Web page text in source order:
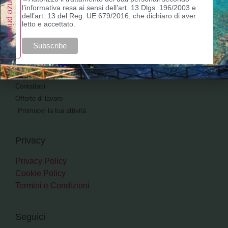
Vicino
Cerca
About
Chi Siamo
Contattaci
Offerte di lavoro
Promuovi la tua attività
Privacy
Privacy Policy
Cookie Policy
Termini e Condizioni
Seguici
l’informativa resa ai sensi dell’art. 13 Dlgs. 196/2003 e
dell’art. 13 del Reg. UE 679/2016, che dichiaro di aver
letto e accettato.